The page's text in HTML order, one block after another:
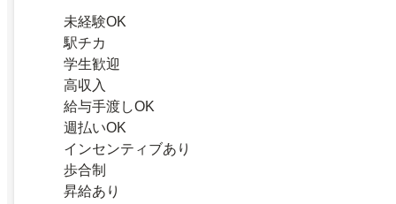
未経験OK
駅チカ
学生歓迎
高収入
給与手渡しOK
週払いOK
インセンティブあり
歩合制
昇給あり